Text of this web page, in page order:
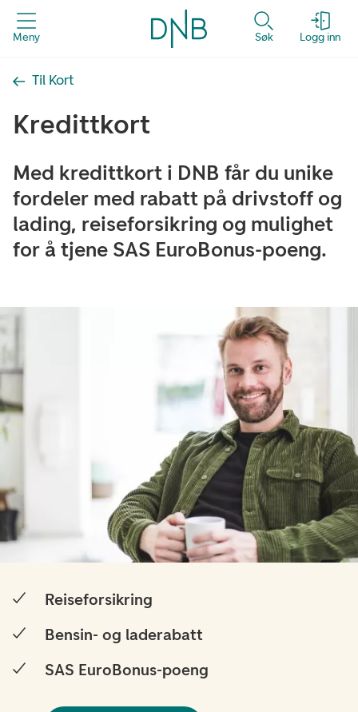
Meny Søk Logg inn
Til Kort
Kredittkort
Med kredittkort i DNB får du unike
fordeler med rabatt på drivstoff og
lading, reiseforsikring og mulighet
for å tjene SAS EuroBonus-poeng.
Reiseforsikring
Bensin- og laderabatt
SAS EuroBonus-poeng